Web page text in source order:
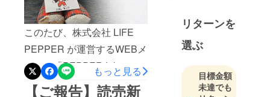
前のパンダちゃん』をご寄
贈いただき、誠にありがと
うございました。子どもた
ちへの深い愛情と温かなお
心遣いに、心より御礼申し
上げます。ご寄贈いただき
このたび、株式会社 LIFE
PEPPER が運営するWEBメ
ディア「PEPPER Likes」
に、『門前のパンダちゃ
もっと見る
【ご報告】読売新
担う子ども
達にやさし
く地震を
ことを目的
とし活動し
リターンを
選ぶ
目標金額
未達でも